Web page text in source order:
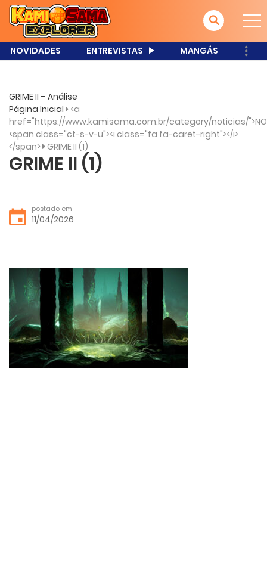
NOVIDADES ENTREVISTAS MANGÁS
GRIME II – Análise
Página Inicial <a
href="https://www.kamisama.com.br/category/noticias/
<span class="ct-s-v-u"><i class="fa fa-caret-right"></i>
</span> GRIME II (1)
GRIME II (1)
postado em
11/04/2026